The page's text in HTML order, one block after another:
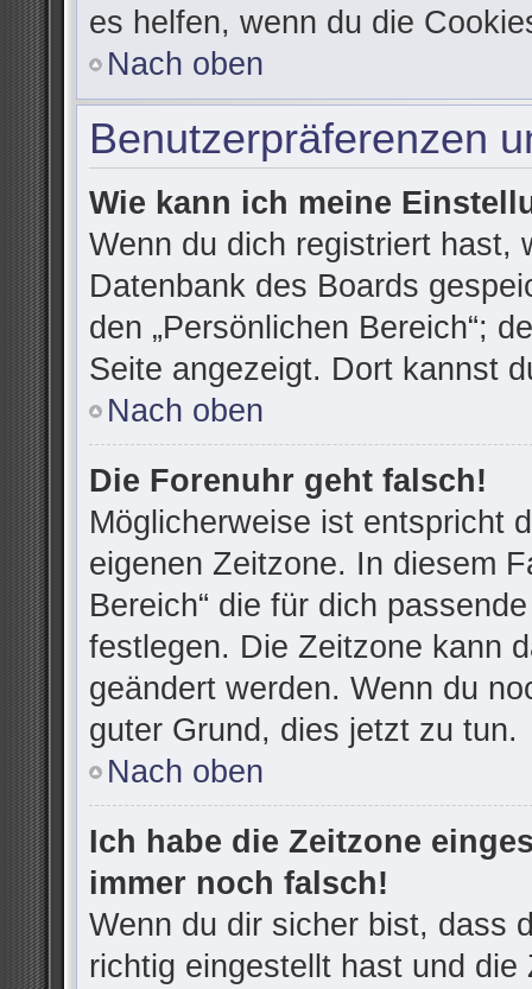
es helfen, wenn du die
Nach oben
Benutzerpräferenzen
Wie kann ich meine
Wenn du dich registriert hast,
Datenbank des Boards
den „Persönlichen Bereich“;
Seite angezeigt. Dort kannst
Nach oben
Die Forenuhr geht falsch!
Möglicherweise ist entspricht
eigenen Zeitzone. In diesem
Bereich“ die für dich
festlegen. Die Zeitzone kann
geändert werden. Wenn du
guter Grund, dies jetzt zu tun.
Nach oben
Ich habe die Zeitzone
immer noch falsch!
Wenn du dir sicher bist, dass
richtig eingestellt hast und